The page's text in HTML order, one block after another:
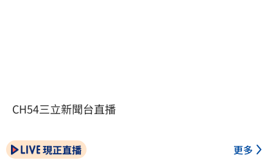
CH54三立新聞台直播
現正直播 更多